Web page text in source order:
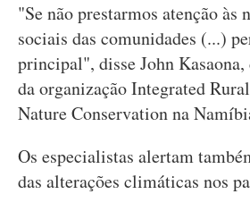
"Se não prestarmos atenção às
sociais das comunidades (...)
principal", disse John
da organização Integrated
Nature Conservation na
Os especialistas alertam
das alterações climáticas nos